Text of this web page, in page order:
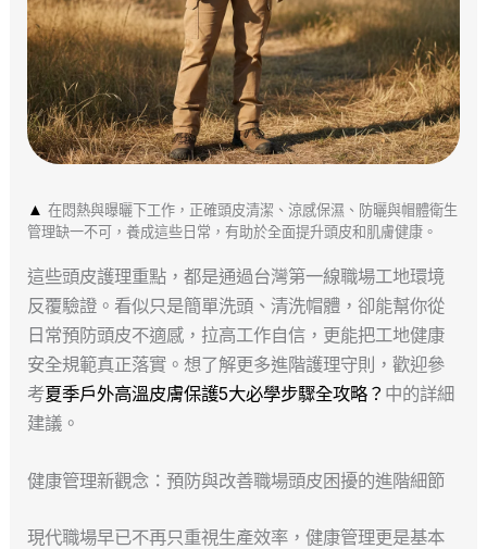
▲ 在悶熱與曝曬下工作，正確頭皮清潔、涼感保濕、防曬與帽體衛生
管理缺一不可，養成這些日常，有助於全面提升頭皮和肌膚健康。
這些頭皮護理重點，都是通過台灣第一線職場工地環境
反覆驗證。看似只是簡單洗頭、清洗帽體，卻能幫你從
日常預防頭皮不適感，拉高工作自信，更能把工地健康
安全規範真正落實。想了解更多進階護理守則，歡迎參
考夏季戶外高溫皮膚保護5大必學步驟全攻略？ 中的詳細
建議。
健康管理新觀念：預防與改善職場頭皮困擾的進階細節
現代職場早已不再只重視生產效率，健康管理更是基本